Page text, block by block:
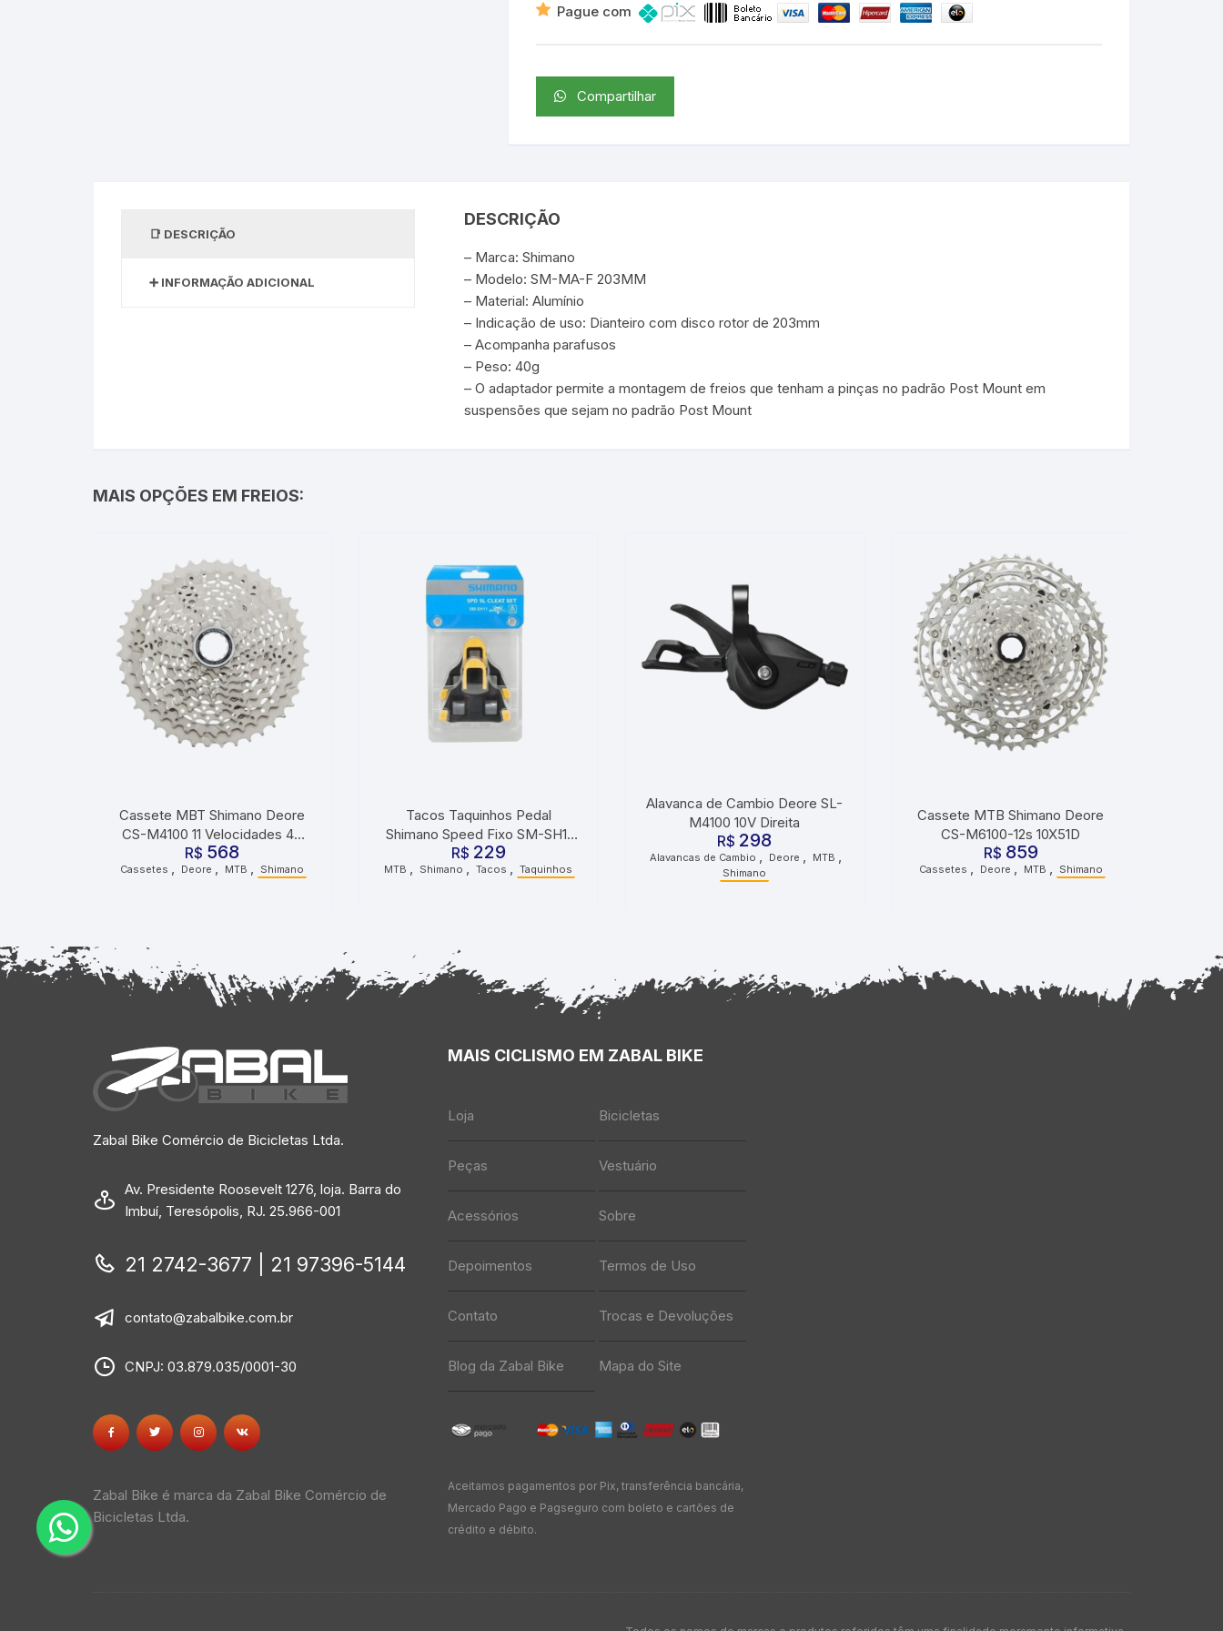
Pague com
Compartilhar
DESCRIÇÃO
INFORMAÇÃO ADICIONAL
DESCRIÇÃO
– Marca: Shimano
– Modelo: SM-MA-F 203MM
– Material: Alumínio
– Indicação de uso: Dianteiro com disco rotor de 203mm
– Acompanha parafusos
– Peso: 40g
– O adaptador permite a montagem de freios que tenham a pinças no padrão Post Mount em
suspensões que sejam no padrão Post Mount
MAIS OPÇÕES EM FREIOS:
Cassete MBT Shimano Deore
CS-M4100 11 Velocidades 46
Dentes
R$ 568
Cassetes Deore MTB Shimano
Tacos Taquinhos Pedal
Shimano Speed Fixo SM-SH11
Amarelo
R$ 229
MTB Shimano Tacos Taquinhos
Alavanca de Cambio Deore SL-
M4100 10V Direita
R$ 298
Alavancas de Cambio , Deore , MTB ,
Shimano
Cassete MTB Shimano Deore
CS-M6100-12s 10X51D
R$ 859
Cassetes Deore MTB Shimano
Zabal Bike Comércio de Bicicletas Ltda.
Av. Presidente Roosevelt 1276, loja. Barra do
Imbuí, Teresópolis, RJ. 25.966-001
21 2742-3677 | 21 97396-5144
contato@zabalbike.com.br
CNPJ: 03.879.035/0001-30
Zabal Bike é marca da Zabal Bike Comércio de
Bicicletas Ltda.
MAIS CICLISMO EM ZABAL BIKE
Loja Bicicletas
Peças Vestuário
Acessórios Sobre
Depoimentos Termos de Uso
Contato Trocas e Devoluções
Blog da Zabal Bike Mapa do Site
Aceitamos pagamentos por Pix, transferência bancária,
Mercado Pago e Pagseguro com boleto e cartões de
crédito e débito.